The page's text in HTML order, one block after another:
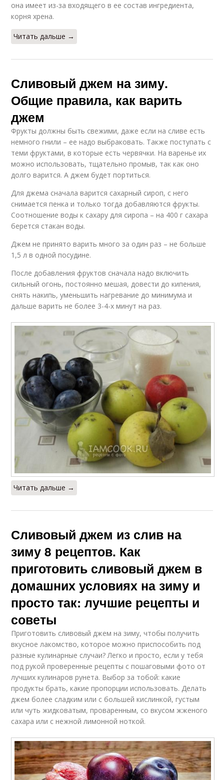
она имеет из-за входящего в ее состав ингредиента,
корня хрена.
Читать дальше →
Сливовый джем на зиму.
Общие правила, как варить
джем
Фрукты должны быть свежими, даже если на сливе есть
немного гнили – ее надо выбраковать. Также поступать с
теми фруктами, в которые есть червячки. На варенье их
можно использовать, тщательно промыв, так как оно
долго варится. А джем будет портиться.
Для джема сначала варится сахарный сироп, с него
снимается пенка и только тогда добавляются фрукты.
Соотношение воды к сахару для сиропа – на 400 г сахара
берется стакан воды.
Джем не принято варить много за один раз – не больше
1,5 л в одной посудине.
После добавления фруктов сначала надо включить
сильный огонь, постоянно мешая, довести до кипения,
снять накипь, уменьшить нагревание до минимума и
дальше варить не более 3-4-х минут на раз.
Читать дальше →
Сливовый джем из слив на
зиму 8 рецептов. Как
приготовить сливовый джем в
домашних условиях на зиму и
просто так: лучшие рецепты и
советы
Приготовить сливовый джем на зиму, чтобы получить
вкусное лакомство, которое можно приспособить под
разные кулинарные случаи? Легко и просто, если у тебя
под рукой проверенные рецепты с пошаговыми фото от
лучших кулинаров рунета. Выбор за тобой: какие
продукты брать, какие пропорции использовать. Делать
джем более сладким или с большей кислинкой, густым
или чуть жидковатым, проваренным, со вкусом жженого
сахара или с нежной лимонной ноткой.